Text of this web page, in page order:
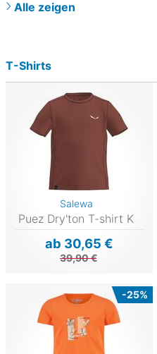
Alle zeigen
T-Shirts
Salewa
Puez Dry'ton T-shirt K
ab 30,65 €
39,90 €
-25%